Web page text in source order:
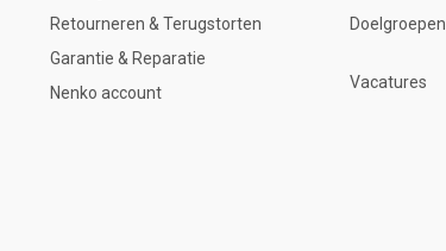
Retourneren & Terugstorten
Garantie & Reparatie
Nenko account
Doelgroepen
Vacatures